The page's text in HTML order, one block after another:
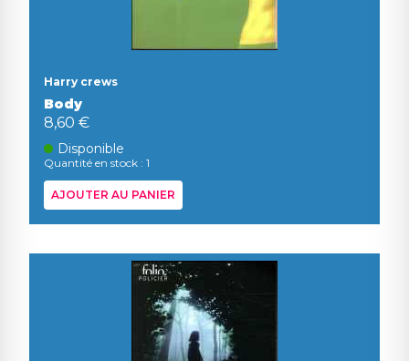
Harry crews
Body
8,60 €
Disponible
Quantité en stock : 1
AJOUTER AU PANIER